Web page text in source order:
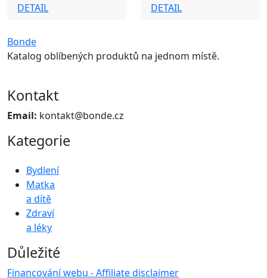
DETAIL DETAIL
Bonde
Katalog oblíbených produktů na jednom místě.
Kontakt
Email: kontakt@bonde.cz
Kategorie
Bydlení
Matka
a dítě
Zdraví
a léky
Důležité
Financování webu - Affiliate disclaimer